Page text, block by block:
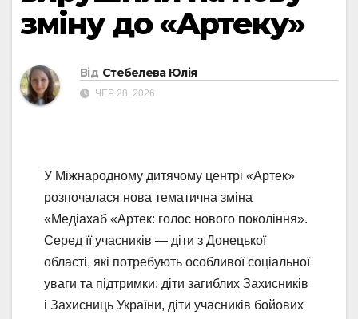
зміну до «Артеку»
Від Стебелева Юлія
ЧЕР 28, 2026
У Міжнародному дитячому центрі «Артек»
розпочалася нова тематична зміна
«Медіахаб «Артек: голос нового покоління».
Серед її учасників — діти з Донецької
області, які потребують особливої соціальної
уваги та підтримки: діти загиблих Захисників
і Захисниць України, діти учасників бойових